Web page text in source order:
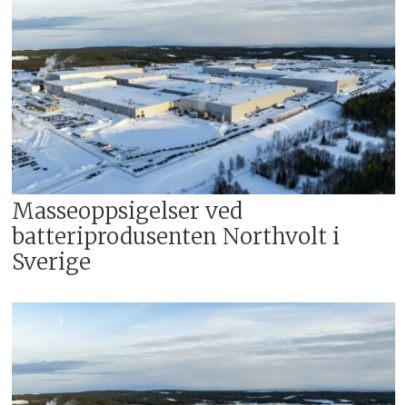
Masseoppsigelser ved
batteriprodusenten Northvolt i
Sverige